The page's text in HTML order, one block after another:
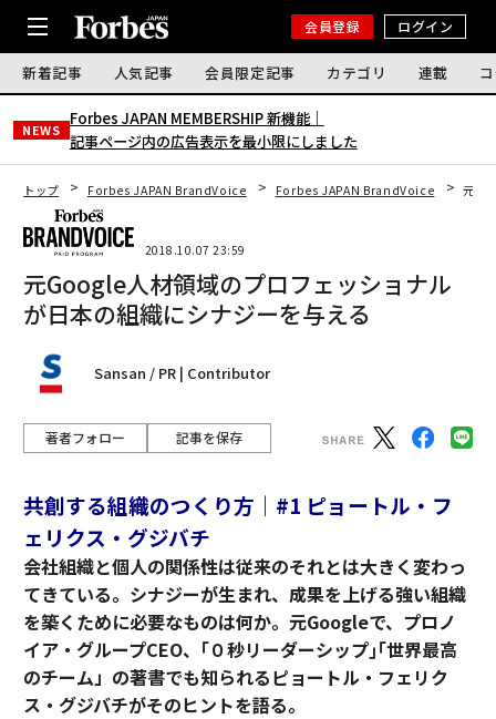
会員登録 ログイン
新着記事 人気記事 会員限定記事 カテゴリ 連載
NEWS
Forbes JAPAN MEMBERSHIP 新機能｜
記事ページ内の広告表示を最小限にしました
トップ Forbes JAPAN BrandVoice Forbes JAPAN BrandVoice 元
2018.10.07 23:59
元Google人材領域のプロフェッショナル
が日本の組織にシナジーを与える
Sansan / PR | Contributor
著者フォロー 記事を保存
共創する組織のつくり方｜#1 ピョートル・フ
ェリクス・グジバチ
会社組織と個人の関係性は従来のそれとは大きく変わっ
てきている。シナジーが生まれ、成果を上げる強い組織
を築くために必要なものは何か。元Googleで、プロノ
イア・グループCEO、｢０秒リーダーシップ｣｢世界最高
のチーム」の著書でも知られるピョートル・フェリク
ス・グジバチがそのヒントを語る。